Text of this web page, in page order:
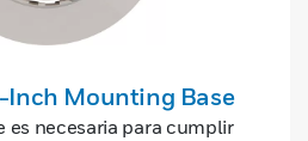
Inch Mounting Base
es necesaria para cumplir